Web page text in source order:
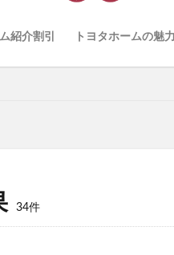
紹介割引 トヨタホームの魅力
34件